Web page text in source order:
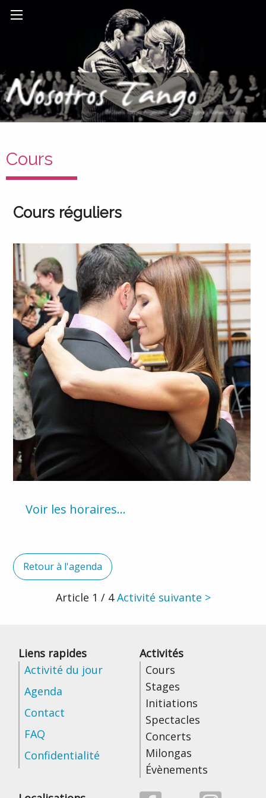
Cours
Cours réguliers
Voir les horaires...
Retour à l'agenda
Article 1 / 4 Activité suivante >
Liens rapides
Activité du jour
Agenda
Contact
FAQ
Confidentialité
Activités
Cours
Stages
Initiations
Spectacles
Concerts
Milongas
Évènements